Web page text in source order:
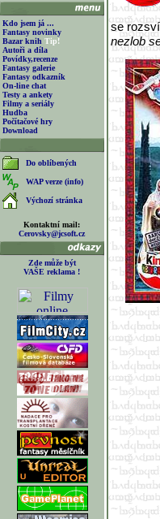
Kdo jsem já ...
Fantasy novinky
Bazar knih Tip!
Autoři a díla
Povídky,recenze
Fantasy galerie
Fantasy odkazník
On-line chat
Testy a ankety
Filmy a seriály
Hudba
Počítačové hry
Download
Do oblíbených
WAP verze (info)
Výchozí stránka
Kontaktní mail:
Cerovsky@jcsoft.cz
Zde může být
VAŠE reklama !
se
nezlob